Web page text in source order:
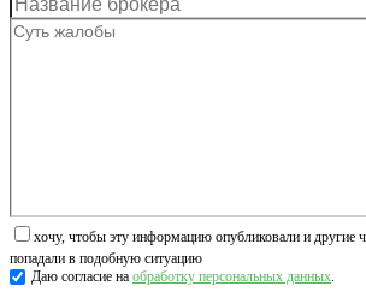
хочу, чтобы эту информацию опубликовали и другие
попадали в подобную ситуацию
Даю согласие на обработку персональных данных.